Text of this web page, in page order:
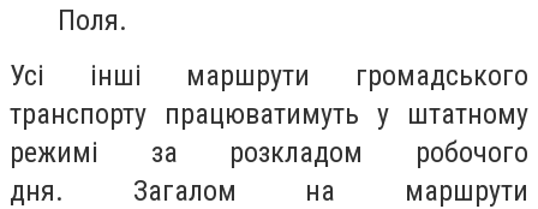
Поля.
Усі інші маршрути громадського
транспорту працюватимуть у штатному
режимі за розкладом робочого
дня. Загалом на маршрути